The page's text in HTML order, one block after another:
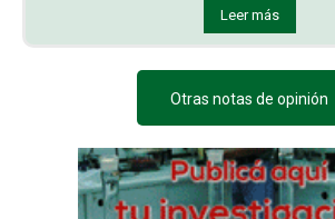
Leer más
Otras notas de opinión